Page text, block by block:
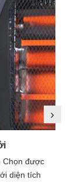
Chọn được
diện tích